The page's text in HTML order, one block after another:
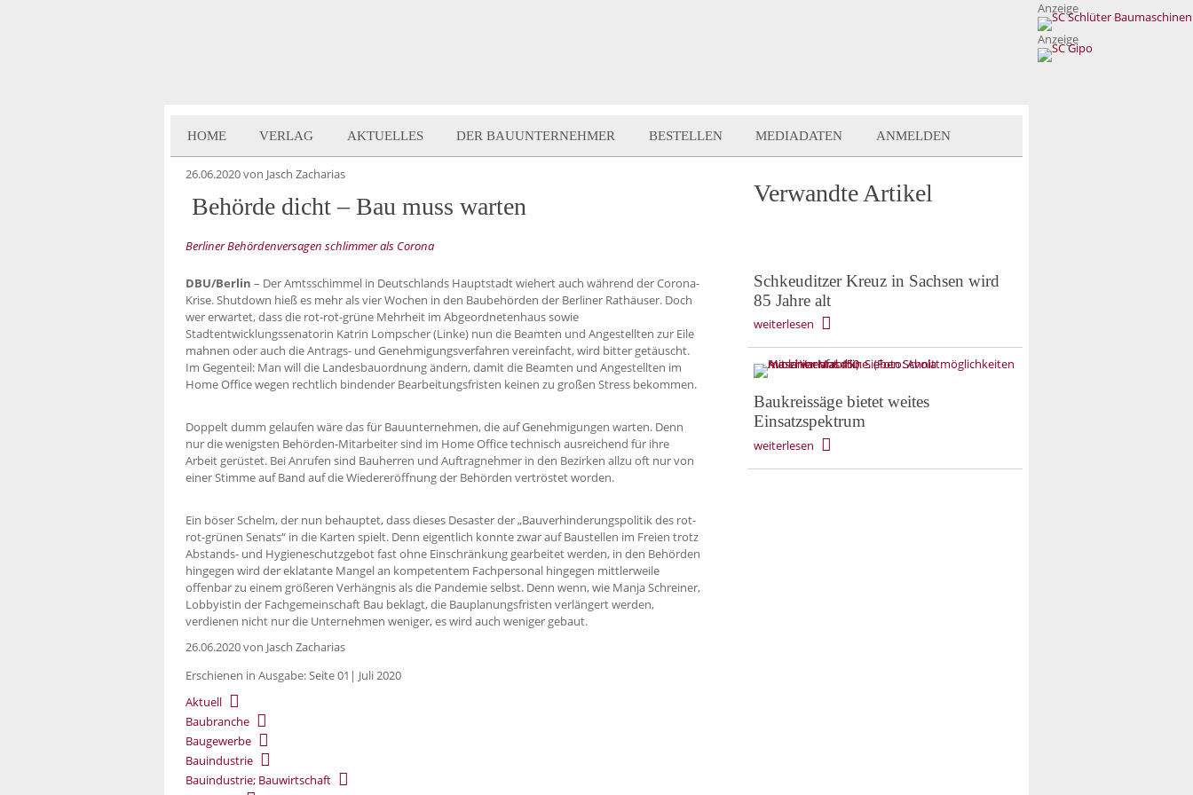
Anzeige
Anzeige
HOME VERLAG AKTUELLES DER BAUUNTERNEHMER BESTELLEN MEDIADATEN ANMELDEN
26.06.2020von Jasch Zacharias
Behörde dicht – Bau muss warten
Berliner Behördenversagen schlimmer als Corona
DBU/Berlin – Der Amtsschimmel in Deutschlands Hauptstadt wiehert auch während der Corona-
Krise. Shutdown hieß es mehr als vier Wochen in den Baubehörden der Berliner Rathäuser. Doch
wer erwartet, dass die rot-rot-grüne Mehrheit im Abgeordnetenhaus sowie
Stadtentwicklungssenatorin Katrin Lompscher (Linke) nun die Beamten und Angestellten zur Eile
mahnen oder auch die Antrags- und Genehmigungsverfahren vereinfacht, wird bitter getäuscht.
Im Gegenteil: Man will die Landesbauordnung ändern, damit die Beamten und Angestellten im
Home Office wegen rechtlich bindender Bearbeitungsfristen keinen zu großen Stress bekommen.
Doppelt dumm gelaufen wäre das für Bauunternehmen, die auf Genehmigungen warten. Denn
nur die wenigsten Behörden-Mitarbeiter sind im Home Office technisch ausreichend für ihre
Arbeit gerüstet. Bei Anrufen sind Bauherren und Auftragnehmer in den Bezirken allzu oft nur von
einer Stimme auf Band auf die Wiedereröffnung der Behörden vertröstet worden.
Ein böser Schelm, der nun behauptet, dass dieses Desaster der „Bauverhinderungspolitik des rot-
rot-grünen Senats“ in die Karten spielt. Denn eigentlich konnte zwar auf Baustellen im Freien trotz
Abstands- und Hygieneschutzgebot fast ohne Einschränkung gearbeitet werden, in den Behörden
hingegen wird der eklatante Mangel an kompetentem Fachpersonal hingegen mittlerweile
offenbar zu einem größeren Verhängnis als die Pandemie selbst. Denn wenn, wie Manja Schreiner,
Lobbyistin der Fachgemeinschaft Bau beklagt, die Bauplanungsfristen verlängert werden,
verdienen nicht nur die Unternehmen weniger, es wird auch weniger gebaut.
26.06.2020von Jasch Zacharias
Erschienen in Ausgabe: Seite 01| Juli 2020
Aktuell
Baubranche
Baugewerbe
Bauindustrie
Bauindustrie; Bauwirtschaft
Verwandte Artikel
Schkeuditzer Kreuz in Sachsen wird
85 Jahre alt
weiterlesen
Baukreissäge bietet weites
Einsatzspektrum
weiterlesen